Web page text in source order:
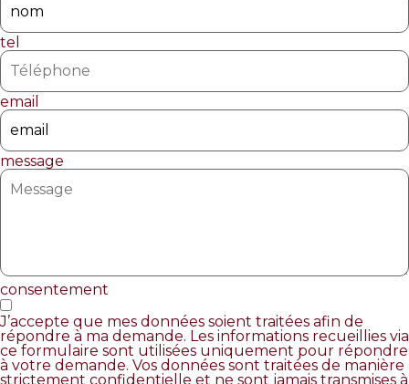
tel
email
message
consentement
J’accepte que mes données soient traitées afin de
répondre à ma demande. Les informations recueillies via
ce formulaire sont utilisées uniquement pour répondre
à votre demande. Vos données sont traitées de manière
strictement confidentielle et ne sont jamais transmises à